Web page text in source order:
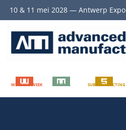
10 & 11 mei 2028 — Antwerp Expo
WELDING WEEK METAL SUBCONTRACTING